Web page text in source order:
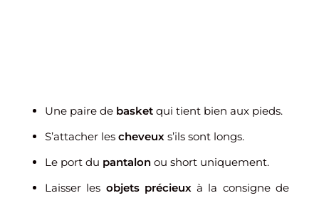
Une paire de basket qui tient bien aux pieds.
S’attacher les cheveux s’ils sont longs.
Le port du pantalon ou short uniquement.
Laisser les objets précieux à la consigne de